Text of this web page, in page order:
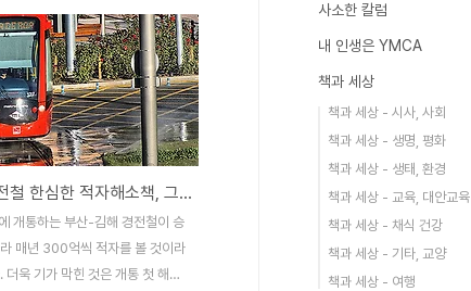
사비가 1조 310억원에서 7421
어들었는다는 것입니다. 셋째는
줄어든 것이 이용승객 예측량이
때문에 예비타당성 검토를 통과
지수를 높이기 위하여 )하기 위하
줄인 것일지도 모른다는 의혹입
07/20 - [세상읽기 - 교통] -
도 이용 승객 예측 엉터리?
- [세상읽기 - 교통] - 창원 도
성 ..
김해경전철 한심한 적자해소책, 그럼 창원은?
개통하는 부산-김해 경전철이 승
매년 300억씩 적자를 볼 것이라
더욱 기가 막힌 것은 개통 첫 해에
사소한 칼럼
내 인생은 YMCA
책과 세상
책과 세상 - 시사, 사회
책과 세상 - 생명, 평화
책과 세상 - 생태, 환경
책과 세상 - 교육, 대안교육
책과 세상 - 채식 건강
책과 세상 - 기타, 교양
책과 세상 - 여행